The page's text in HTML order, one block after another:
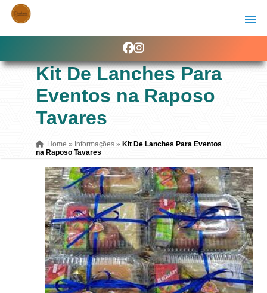
Kit De Lanches Para
Eventos na Raposo
Tavares
Home » Informações » Kit De Lanches Para Eventos
na Raposo Tavares